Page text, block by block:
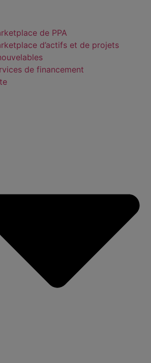
de PPA
d’actifs et de projets
de financement